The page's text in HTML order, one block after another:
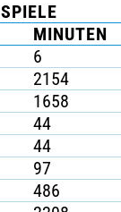
SPIELE
MINUTEN
6
2154
1658
44
44
97
486